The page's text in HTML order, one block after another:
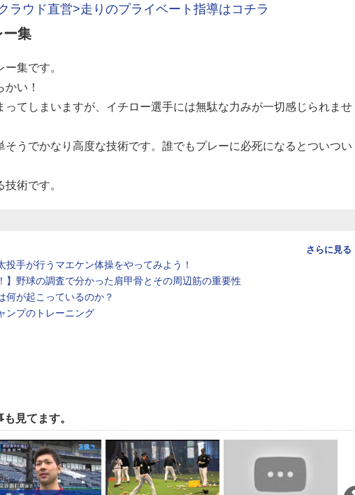
ラウド直営>走りのプライベート指導はコチラ
ー集
集です。
い！
ってしまいますが、イチロー選手には無駄な力みが一切感じられませ
そうでかなり高度な技術です。誰でもプレーに必死になるとついつい
術です。
さらに見る
投手が行うマエケン体操をやってみよう！
】野球の調査で分かった肩甲骨とその周辺筋の重要性
何が起こっているのか？
ンプのトレーニング
見てます。